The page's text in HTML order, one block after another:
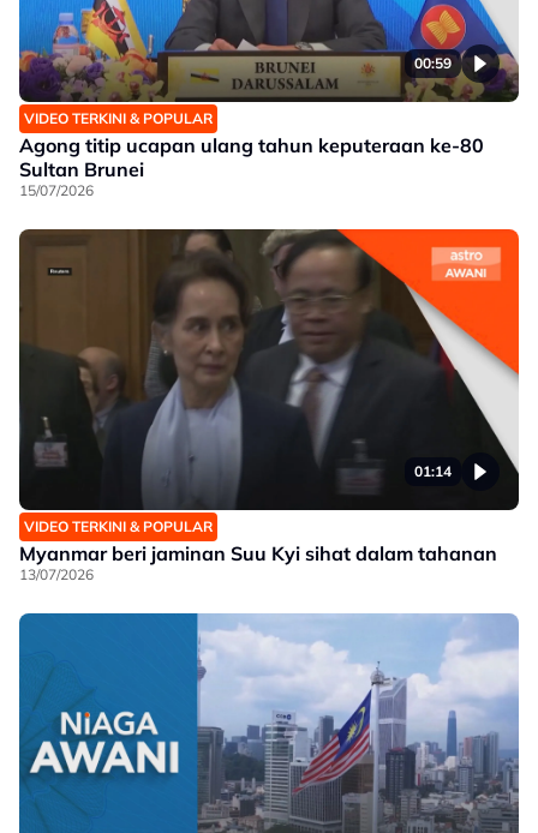
00:59
VIDEO TERKINI & POPULAR
Agong titip ucapan ulang tahun keputeraan ke-80
Sultan Brunei
15/07/2026
01:14
VIDEO TERKINI & POPULAR
Myanmar beri jaminan Suu Kyi sihat dalam tahanan
13/07/2026